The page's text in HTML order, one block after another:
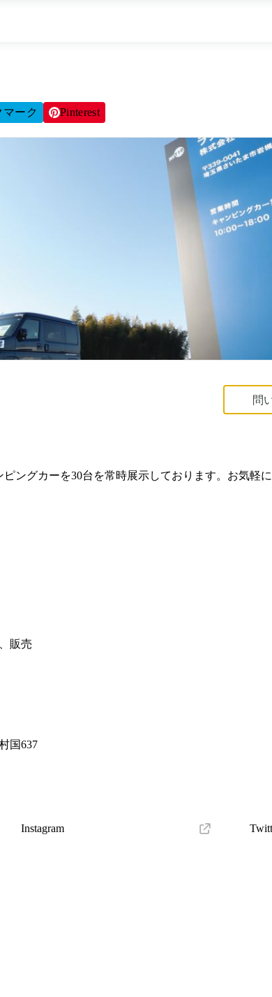
マーク Pinterest
問
ングカーを30台を常時展示しております。お気軽
販売
国637
Instagram